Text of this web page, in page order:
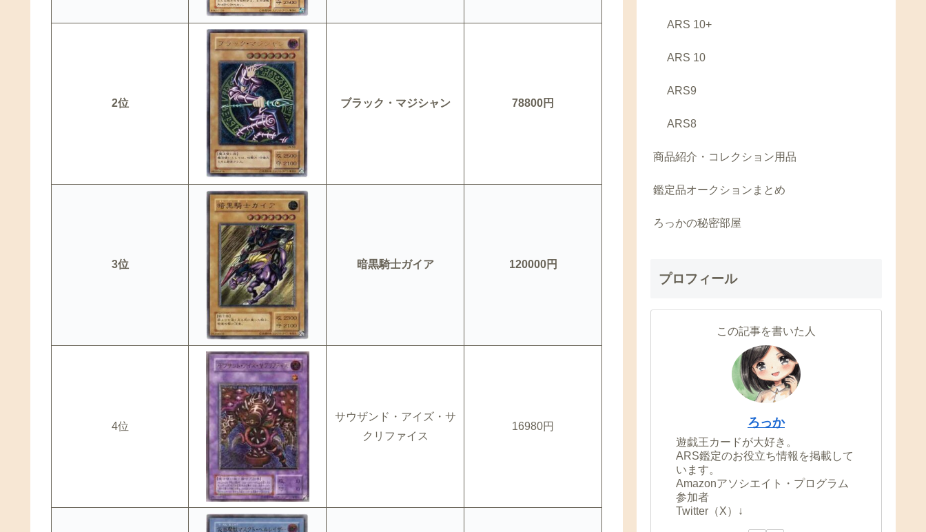
2位 ブラック・マジシャン 78800円
3位 暗黒騎士ガイア 120000円
4位
サウザンド・アイズ・サ
クリファイス
16980円
ARS 10+
ARS 10
ARS9
ARS8
商品紹介・コレクション用品
鑑定品オークションまとめ
ろっかの秘密部屋
プロフィール
この記事を書いた人
ろっか
遊戯王カードが大好き。
ARS鑑定のお役立ち情報を掲載して
います。
Amazonアソシエイト・プログラム
参加者
Twitter（X）↓